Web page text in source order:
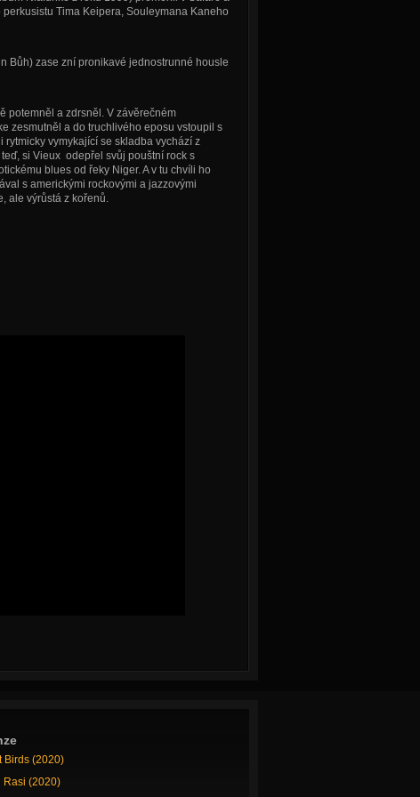
Tima Keipera, Souleymana Kaneho
Bůh) zase zní pronikavé jednostrunné housle
potemněl a zdrsněl. V závěrečném
zesmutněl a do truchlivého eposu vstoupil s
vymykající se skladba vychází z
si Vieux odepřel svůj pouštní rock s
blues od řeky Niger. A v tu chvíli ho
s americkými rockovými a jazzovými
ale výrůstá z kořenů.
Birds (2020)
Rasi (2020)